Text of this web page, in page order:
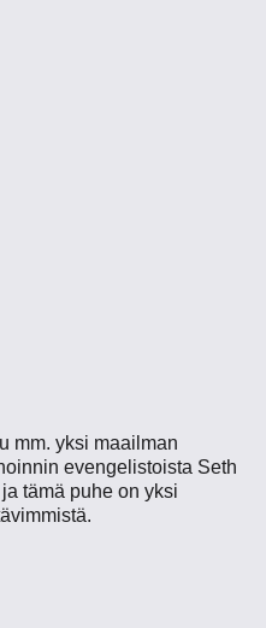
mm. yksi maailman
evengelistoista Seth
tämä puhe on yksi